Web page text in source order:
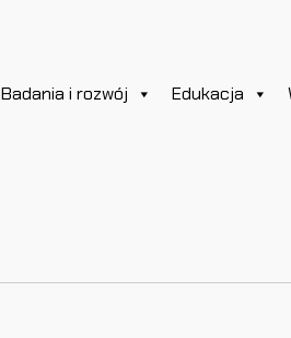
Badania i rozwój Edukacja